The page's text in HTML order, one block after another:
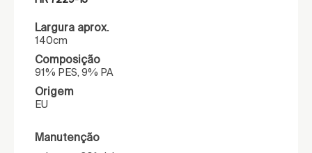
Largura aprox.
140cm
Composição
91% PES, 9% PA
Origem
EU
Manutenção